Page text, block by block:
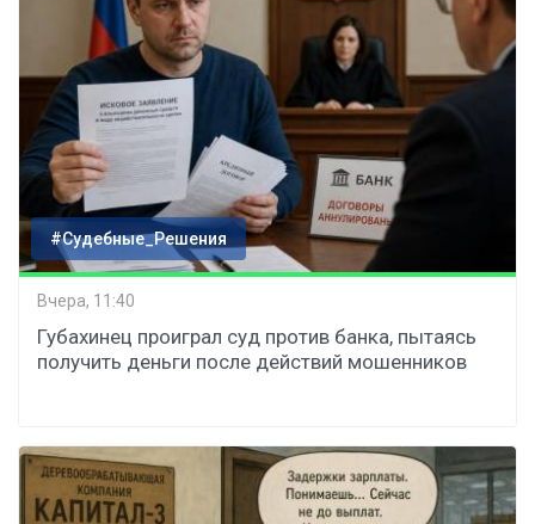
#Судебные_Решения
Вчера, 11:40
Губахинец проиграл суд против банка, пытаясь
получить деньги после действий мошенников